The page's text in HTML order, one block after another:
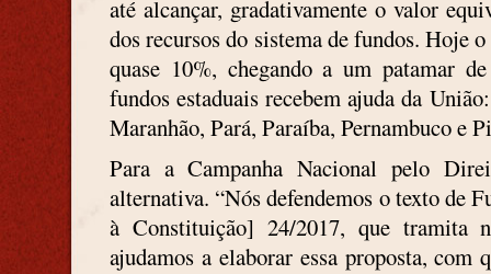
até alcançar, gradativamente o valor
dos recursos do sistema de fundos. Hoje
quase 10%, chegando a um patamar
fundos estaduais recebem ajuda da
Maranhão, Pará, Paraíba, Pernambuco e
Para a Campanha Nacional pelo
alternativa. “Nós defendemos o texto de
à Constituição] 24/2017, que tramita
ajudamos a elaborar essa proposta, com